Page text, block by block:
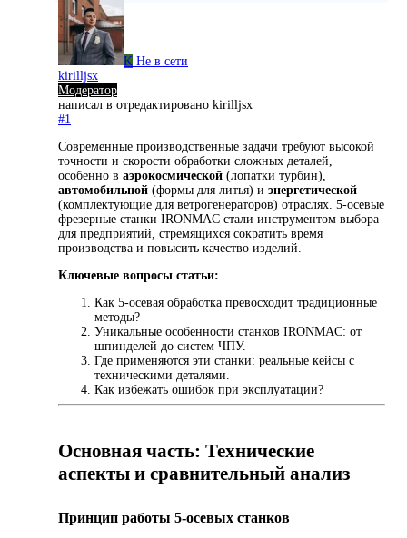
K Не в сети
kirilljsx
Модератор
написал в отредактировано kirilljsx
#1
Современные производственные задачи требуют высокой
точности и скорости обработки сложных деталей,
особенно в аэрокосмической (лопатки турбин),
автомобильной (формы для литья) и энергетической
(комплектующие для ветрогенераторов) отраслях. 5-осевые
фрезерные станки IRONMAC стали инструментом выбора
для предприятий, стремящихся сократить время
производства и повысить качество изделий.
Ключевые вопросы статьи:
Как 5-осевая обработка превосходит традиционные
методы?
Уникальные особенности станков IRONMAC: от
шпинделей до систем ЧПУ.
Где применяются эти станки: реальные кейсы с
техническими деталями.
Как избежать ошибок при эксплуатации?
Основная часть: Технические
аспекты и сравнительный анализ
Принцип работы 5-осевых станков